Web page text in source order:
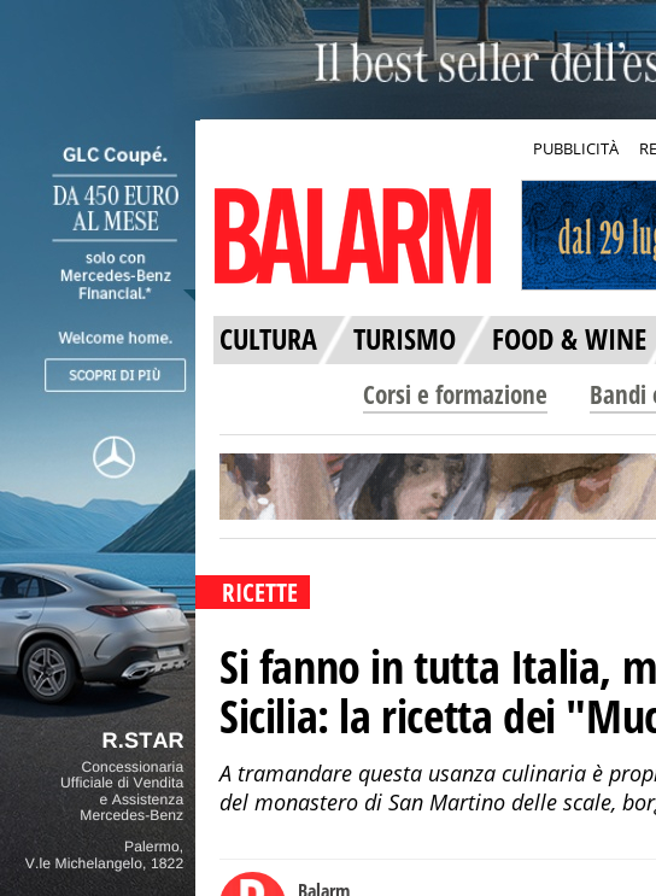
PUBBLICITÀ
CULTURA TURISMO FOOD & WINE
Corsi e formazione Bandi
RICETTE
Si fanno in tutta Italia,
Sicilia: la ricetta dei
A tramandare questa usanza culinaria è
del monastero di San Martino delle scale,